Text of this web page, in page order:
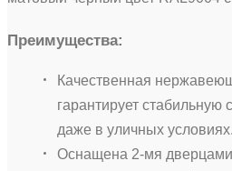
Преимущества:
Качественная
гарантирует стабильную
даже в уличных условиях.
Оснащена 2-мя дверцами